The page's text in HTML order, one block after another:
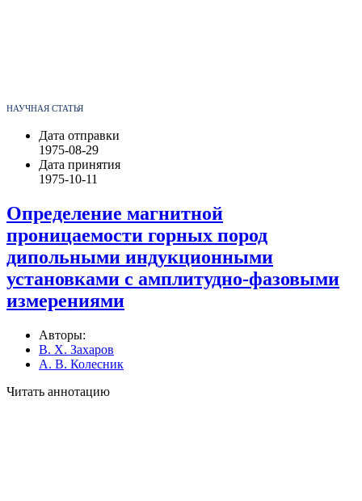
НАУЧНАЯ СТАТЬЯ
Дата отправки
1975-08-29
Дата принятия
1975-10-11
Определение магнитной
проницаемости горных пород
дипольными индукционными
установками с амплитудно-фазовыми
измерениями
Авторы:
В. Х. Захаров
А. В. Колесник
Читать аннотацию